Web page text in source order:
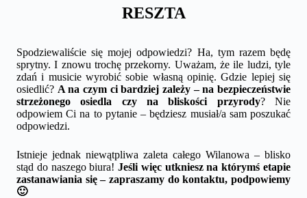
RESZTA
Spodziewaliście się mojej odpowiedzi? Ha, tym razem będę
sprytny. I znowu trochę przekorny. Uważam, że ile ludzi, tyle
zdań i musicie wyrobić sobie własną opinię. Gdzie lepiej się
osiedlić? A na czym ci bardziej zależy – na bezpieczeństwie
strzeżonego osiedla czy na bliskości przyrody? Nie
odpowiem Ci na to pytanie – będziesz musiał/a sam poszukać
odpowiedzi.
Istnieje jednak niewątpliwa zaleta całego Wilanowa – blisko
stąd do naszego biura!Jeśli więc utkniesz na którymś etapie
zastanawiania się – zapraszamy do kontaktu, podpowiemy
🙂